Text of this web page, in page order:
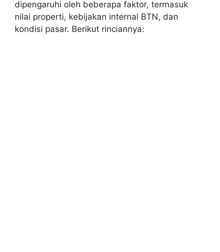
dipengaruhi oleh beberapa faktor, termasuk
nilai properti, kebijakan internal BTN, dan
kondisi pasar. Berikut rinciannya: